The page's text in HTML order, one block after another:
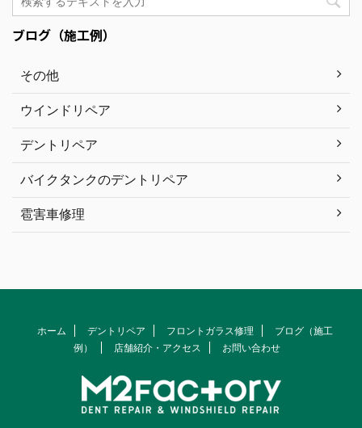
ブログ（施工例）
その他
ウインドリペア
デントリペア
バイクタンクのデントリペア
雹害車修理
ホーム デントリペア フロントガラス修理
ブログ（施工
例）
店舗紹介・アクセス お問い合わせ